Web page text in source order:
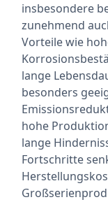
insbesondere
zunehmend
Vorteile wie
lange
besonders
hohe
lange
Fortschritte